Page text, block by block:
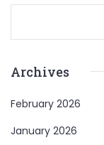
Archives
February 2026
January 2026